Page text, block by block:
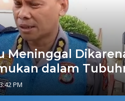
Meninggal
dalam
PM